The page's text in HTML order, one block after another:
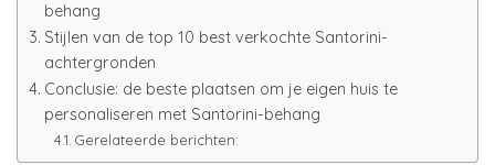
behang
Stijlen van de top 10 best verkochte Santorini-
achtergronden
Conclusie: de beste plaatsen om je eigen huis te
personaliseren met Santorini-behang
Gerelateerde berichten: